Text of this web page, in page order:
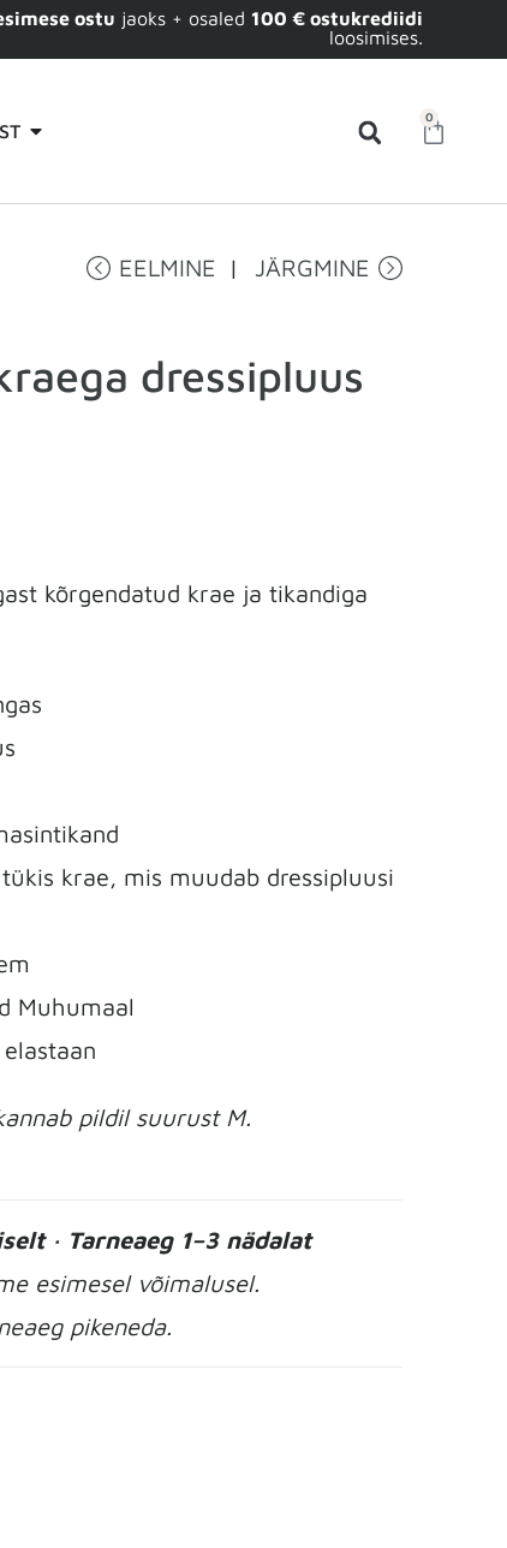
ostu jaoks + osaled 100 € ostukrediidi
loosimises.
0
EELMINE JÄRGMINE
dressipluus
kõrgendatud krae ja tikandiga
krae, mis muudab dressipluusi
Muhumaal
pildil suurust M.
· Tarneaeg 1–3 nädalat
esimesel võimalusel.
pikeneda.